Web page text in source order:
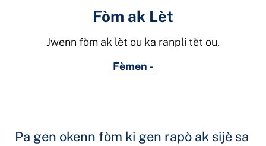
Fòm ak Lèt
Jwenn fòm ak lèt ou ka ranpli tèt ou.
Fèmen -
Pa gen okenn fòm ki gen rapò ak sijè sa